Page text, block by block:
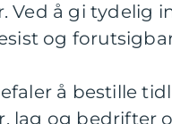
Ved å gi tydelig
og
å bestille
lag og bedrifter